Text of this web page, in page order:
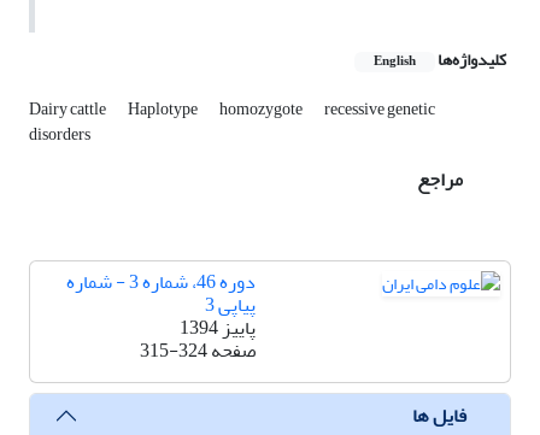
کلیدواژه‌ها English
Dairy cattle Haplotype homozygote recessive genetic
disorders
مراجع
دوره 46، شماره 3 - شماره
پیاپی 3
پاییز 1394
صفحه315-324
فایل ها